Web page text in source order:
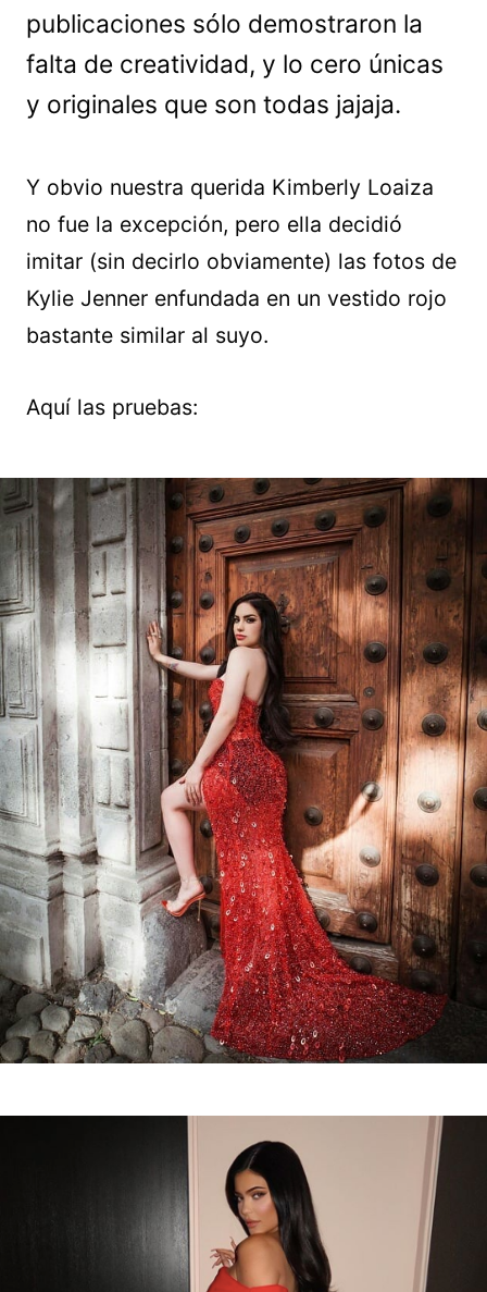
publicaciones sólo demostraron la
falta de creatividad, y lo cero únicas
y originales que son todas jajaja.
Y obvio nuestra querida Kimberly Loaiza
no fue la excepción, pero ella decidió
imitar (sin decirlo obviamente) las fotos de
Kylie Jenner enfundada en un vestido rojo
bastante similar al suyo.
Aquí las pruebas: